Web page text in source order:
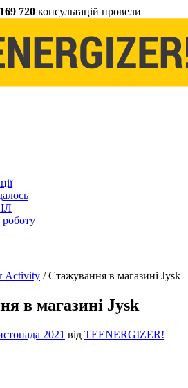
169 720 консультацій провели
Activity / Стажування в магазині Jysk
в магазині Jysk
2021 від TEENERGIZER!